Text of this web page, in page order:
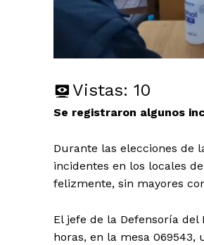
Vistas: 10
Se registraron algunos
Durante las elecciones de
incidentes en los locales
felizmente, sin mayores
El jefe de la Defensoría
horas, en la mesa 069543,